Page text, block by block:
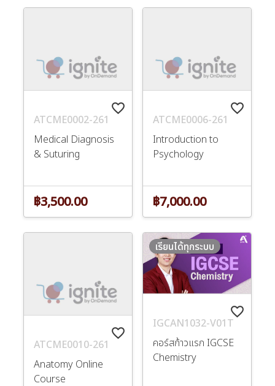
favorite_border
ATCME0002-261
Medical Diagnosis
& Suturing
฿3,500.00
favorite_border
ATCME0006-261
Introduction to
Psychology
฿7,000.00
favorite_border
ATCME0010-261
Anatomy Online
Course
favorite_border
IGCAN1032-V01T
คอร์สก้าวแรก IGCSE
Chemistry
เรียนได้ทุกระบบ